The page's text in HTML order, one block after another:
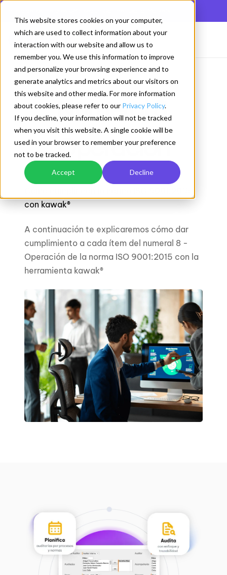
This website stores cookies on your computer,
which are used to collect information about your
interaction with our website and allow us to
remember you. We use this information to improve
and personalize your browsing experience and to
generate analytics and metrics about our visitors on
this website and other media. For more information
about cookies, please refer to our Privacy Policy.
If you decline, your information will not be tracked
when you visit this website. A single cookie will be
used in your browser to remember your preference
not to be tracked.
Accept Decline
Numeral 8.
Operación
con kawak®
A continuación te explicaremos cómo dar
cumplimiento a cada ítem del numeral 8 -
Operación de la norma ISO 9001:2015 con la
herramienta kawak®